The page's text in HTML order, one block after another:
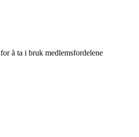
for å ta i bruk medlemsfordelene